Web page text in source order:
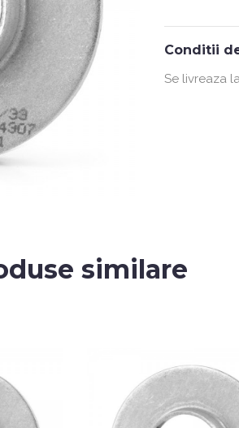
Conditii
Se livreaza
similare